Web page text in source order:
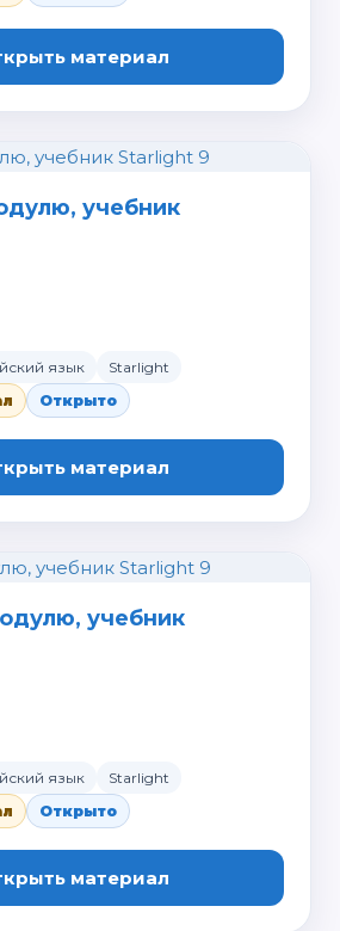
материал
учебник
язык
Starlight
Открыто
материал
учебник
язык
Starlight
Открыто
материал